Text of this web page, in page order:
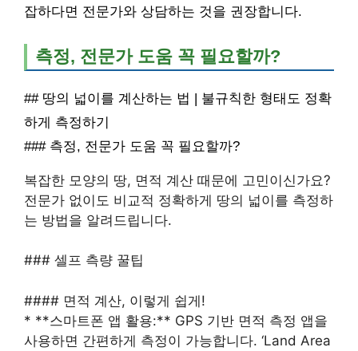
잡하다면 전문가와 상담하는 것을 권장합니다.
측정, 전문가 도움 꼭 필요할까?
## 땅의 넓이를 계산하는 법 | 불규칙한 형태도 정확
하게 측정하기
### 측정, 전문가 도움 꼭 필요할까?
복잡한 모양의 땅, 면적 계산 때문에 고민이신가요?
전문가 없이도 비교적 정확하게 땅의 넓이를 측정하
는 방법을 알려드립니다.
### 셀프 측량 꿀팁
#### 면적 계산, 이렇게 쉽게!
* **스마트폰 앱 활용:** GPS 기반 면적 측정 앱을
사용하면 간편하게 측정이 가능합니다. ‘Land Area